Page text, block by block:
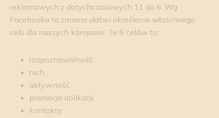
reklamowych z dotychczasowych 11 do 6. Wg
Facebooka ta zmiana ułatwi określenie właściwego
celu dla naszych kampanii. Te 6 celów to:
rozpoznawalność,
ruch,
aktywność,
promocja aplikacji,
kontakty,